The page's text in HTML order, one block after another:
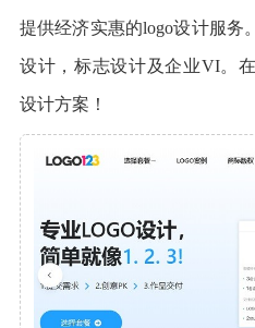
提供经济实惠的logo设计服务
设计，标志设计及企业VI。
设计方案！